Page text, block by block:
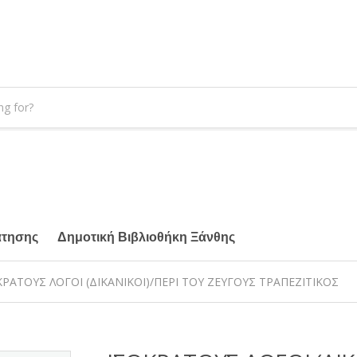
Δημοτική Βιβλιοθήκη Ξάνθης
ΛΟΓΟΙ (ΔΙΚΑΝΙΚΟΙ)/ΠΕΡΙ ΤΟΥ ΖΕΥΓΟΥΣ ΤΡΑΠΕΖΙΤΙΚΟΣ